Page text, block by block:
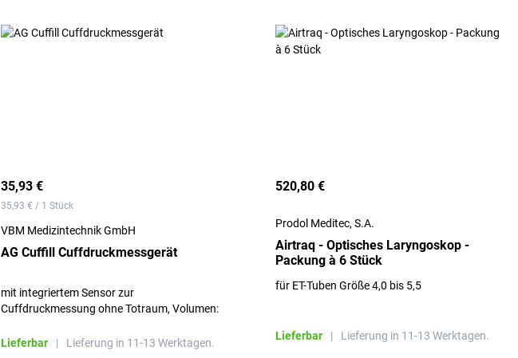
35,93 €
35,93 € / 1 Stück
VBM Medizintechnik GmbH
AG Cuffill Cuffdruckmessgerät
mit integriertem Sensor zur
Cuffdruckmessung ohne Totraum, Volumen:
Lieferbar
| Lieferung in 11-13 Werktagen.
520,80 €
Prodol Meditec, S.A.
Airtraq - Optisches Laryngoskop -
Packung à 6 Stück
für ET-Tuben Größe 4,0 bis 5,5
Lieferbar | Lieferung in 11-13 Werktagen.